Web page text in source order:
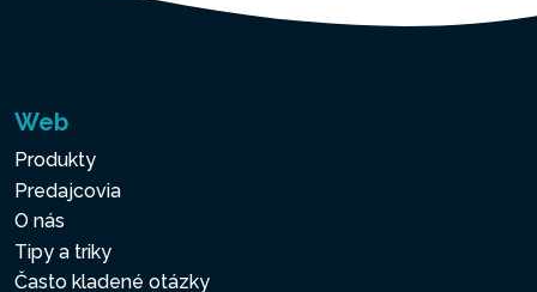
Web
Produkty
Predajcovia
O nás
Tipy a triky
Často kladené otázky